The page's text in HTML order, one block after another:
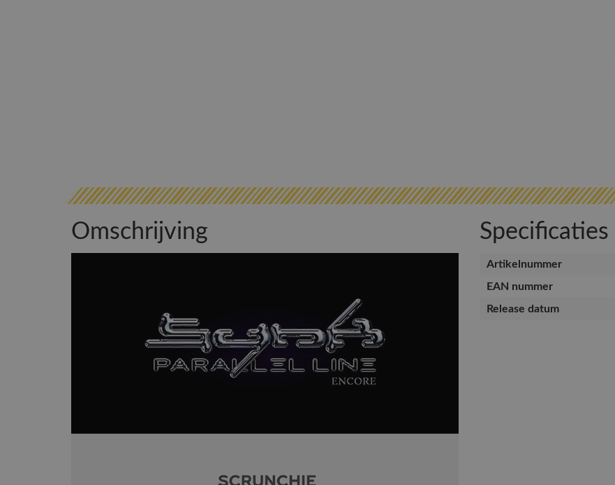
Omschrijving Specificaties
Artikelnummer
EAN nummer
Release datum